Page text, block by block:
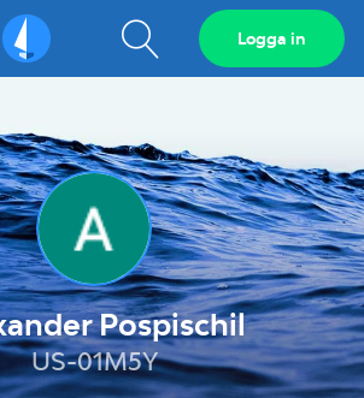
Sailarena Visa
sökfält
Logga in
Pospischil
US-01M5Y